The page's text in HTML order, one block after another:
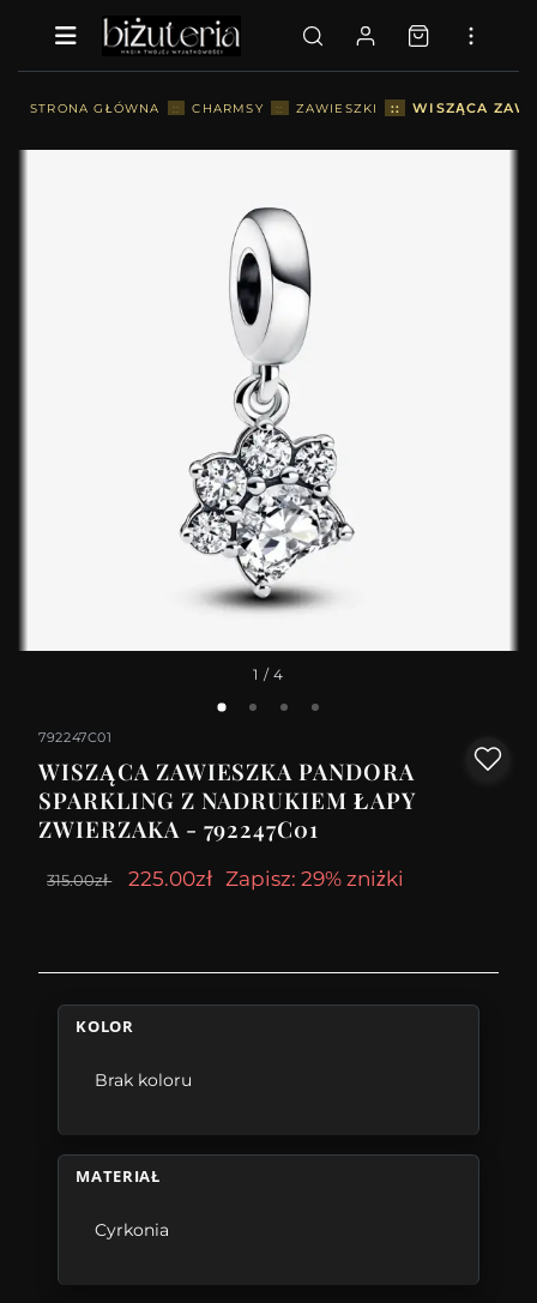
STRONA GŁÓWNA :: CHARMSY :: ZAWIESZKI :: WISZĄCA
1 / 4
792247C01
WISZĄCA ZAWIESZKA PANDORA
SPARKLING Z NADRUKIEM ŁAPY
ZWIERZAKA - 792247C01
315.00zł 225.00zł Zapisz: 29% zniżki
KOLOR
Brak koloru
MATERIAŁ
Cyrkonia